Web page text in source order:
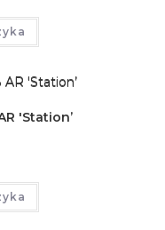
'Station’